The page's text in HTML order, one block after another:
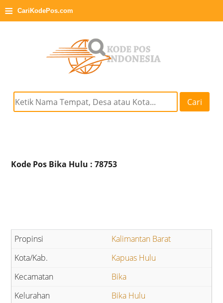
≡ CariKodePos.com
Cari
Kode Pos Bika Hulu : 78753
Kalimantan Barat
Kapuas Hulu
Bika
Bika Hulu